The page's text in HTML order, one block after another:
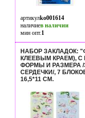
артикулko001614
наличиев наличии
мин опт.1
НАБОР ЗАКЛАДОК:
КЛЕЕВЫМ КРАЕМ), С
ФОРМЫ И РАЗМЕРА /
СЕРДЕЧКИ/, 7
16,5*11 СМ.